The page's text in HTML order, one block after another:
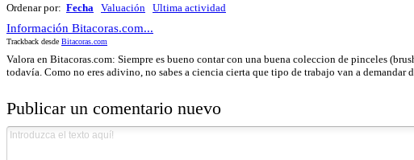
Ordenar por: Fecha Valuación Ultima actividad
Información Bitacoras.com...
Trackback desde Bitacoras.com
Valora en Bitacoras.com: Siempre es bueno contar con una buena coleccion de pinceles
todavía. Como no eres adivino, no sabes a ciencia cierta que tipo de trabajo van a demandar
Publicar un comentario nuevo